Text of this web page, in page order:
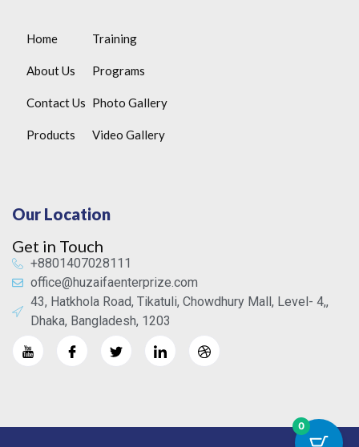
Home
About Us
Contact Us
Products
Training
Programs
Photo Gallery
Video Gallery
Our Location
Get in Touch
+8801407028111
office@huzaifaenterprize.com
43, Hatkhola Road, Tikatuli, Chowdhury Mall, Level- 4,,
Dhaka, Bangladesh, 1203
0